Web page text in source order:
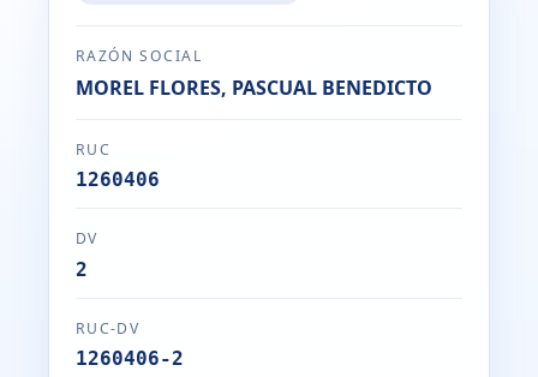
RAZÓN SOCIAL
MOREL FLORES, PASCUAL BENEDICTO
RUC
1260406
DV
2
RUC-DV
1260406-2